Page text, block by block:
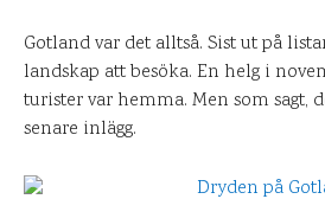
Gotland var det alltså. Sist ut på
landskap att besöka. En helg i
turister var hemma. Men som sagt,
senare inlägg.